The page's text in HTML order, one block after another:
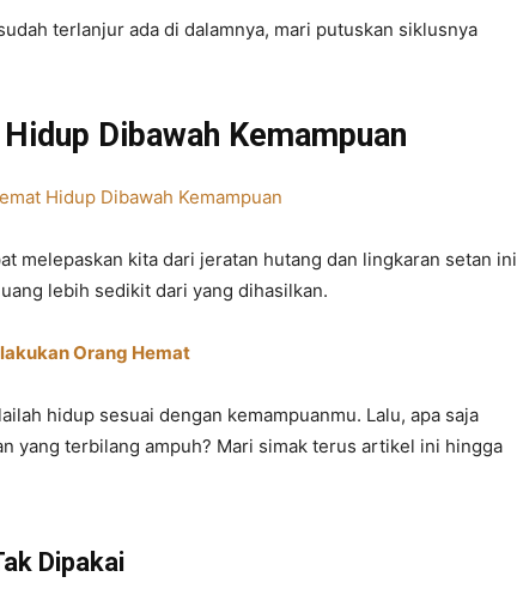
terlanjur ada di dalamnya, mari putuskan siklusnya
Dibawah Kemampuan
melepaskan kita dari jeratan hutang dan lingkaran setan ini
lebih sedikit dari yang dihasilkan.
Orang Hemat
hidup sesuai dengan kemampuanmu. Lalu, apa saja
yang terbilang ampuh? Mari simak terus artikel ini hingga
Dipakai